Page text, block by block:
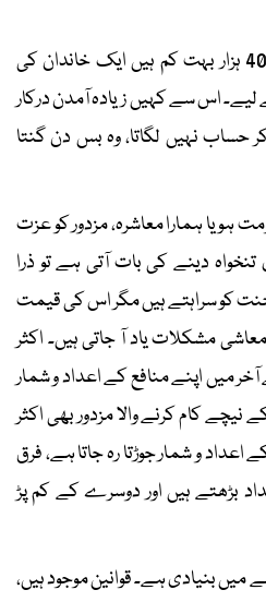
معاشی ماہرین کا ماننا ہے کہ40 ہزار بہت کم ہیں ایک خاندان کی
اس سے کہیں زیادہ آمدن درکار
حساب نہیں لگاتا، وہ بس دن گنتا
ہو یا ہمارا معاشرہ، مزدور کو عزت
دینے کی بات آتی ہے تو ذرا
کو سراہتے ہیں مگر اس کی قیمت
مشکلات یاد آ جاتی ہیں۔ اکثر
میں اپنے منافع کے اعداد و شمار
نیچے کام کرنے والا مزدور بھی اکثر
و شمار جوڑتا رہ جاتا ہے، فرق
بڑھتے ہیں اور دوسرے کے کم پڑ
بنیادی ہے۔ قوانین موجود ہیں،